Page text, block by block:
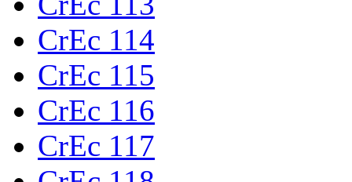
CrEc 114
CrEc 115
CrEc 116
CrEc 117